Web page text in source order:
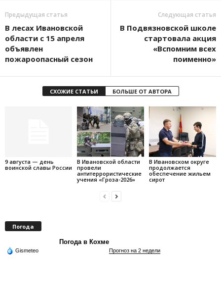
Предыдущая статья
В лесах Ивановской
области с 15 апреля
объявлен
пожароопасный сезон
Следующая статья
В Подвязновской школе
стартовала акция
«Вспомним всех
поименно»
СХОЖИЕ СТАТЬИ БОЛЬШЕ ОТ АВТОРА
9 августа — день
воинской славы России
В Ивановской области
провели
антитеррористические
учения «Гроза-2026»
В Ивановском округе
продолжается
обеспечение жильем
сирот
Погода
Погода в Кохме
Gismeteo Прогноз на 2 недели